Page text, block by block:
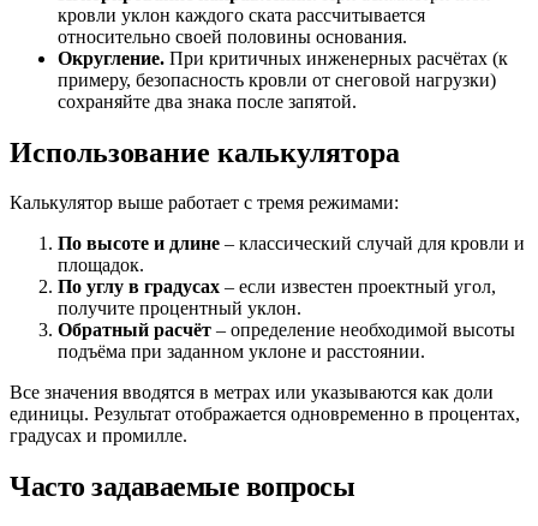
кровли уклон каждого ската рассчитывается
относительно своей половины основания.
Округление. При критичных инженерных расчётах (к
примеру, безопасность кровли от снеговой нагрузки)
сохраняйте два знака после запятой.
Использование калькулятора
Калькулятор выше работает с тремя режимами:
По высоте и длине – классический случай для кровли и
площадок.
По углу в градусах – если известен проектный угол,
получите процентный уклон.
Обратный расчёт – определение необходимой высоты
подъёма при заданном уклоне и расстоянии.
Все значения вводятся в метрах или указываются как доли
единицы. Результат отображается одновременно в процентах,
градусах и промилле.
Часто задаваемые вопросы